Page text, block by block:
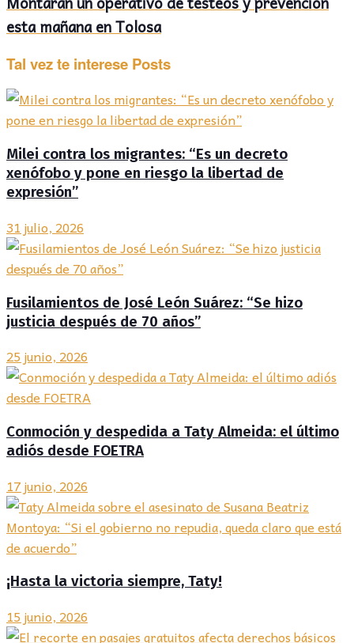
esta mañana en Tolosa
Tal vez te interese Posts
Milei contra los migrantes: “Es un decreto
xenófobo y pone en riesgo la libertad de
expresión”
31 julio, 2026
Fusilamientos de José León Suárez: “Se hizo
justicia después de 70 años”
25 junio, 2026
Conmoción y despedida a Taty Almeida: el último
adiós desde FOETRA
17 junio, 2026
¡Hasta la victoria siempre, Taty!
15 junio, 2026